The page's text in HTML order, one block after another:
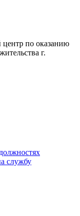
по оказанию
г.
службу